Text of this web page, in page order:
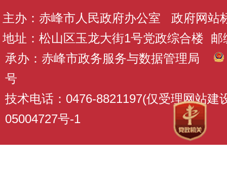
主办：赤峰市人民政府办公室 政府网站
地址：松山区玉龙大街1号党政综合楼 邮
承办：赤峰市政务服务与数据管理局
号
技术电话：0476-8821197(仅受理网站建
05004727号-1